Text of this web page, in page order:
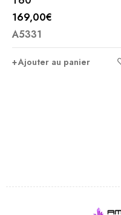
169,00€
A5331
Ajouter au panier